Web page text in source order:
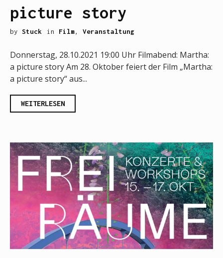
picture story
by Stuck in Film, Veranstaltung
Donnerstag, 28.10.2021 19:00 Uhr Filmabend: Martha:
a picture story Am 28. Oktober feiert der Film „Martha:
a picture story“ aus...
WEITERLESEN